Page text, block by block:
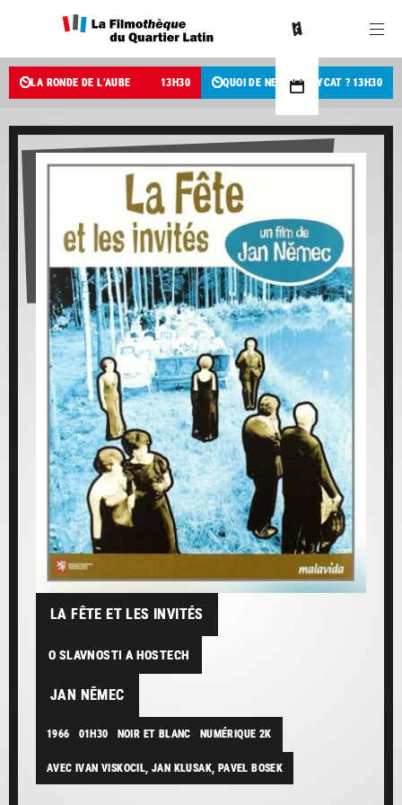
LA RONDE DE L’AUBE 13 H30 QUOI DE NEUF PUSSYCAT ? 13 H30
LA FÊTE ET LES INVITÉS
O SLAVNOSTI A HOSTECH
JAN NĚMEC
1966 01H30 NOIR ET BLANC NUMÉRIQUE 2K
AVEC IVAN VISKOCIL, JAN KLUSAK, PAVEL BOSEK